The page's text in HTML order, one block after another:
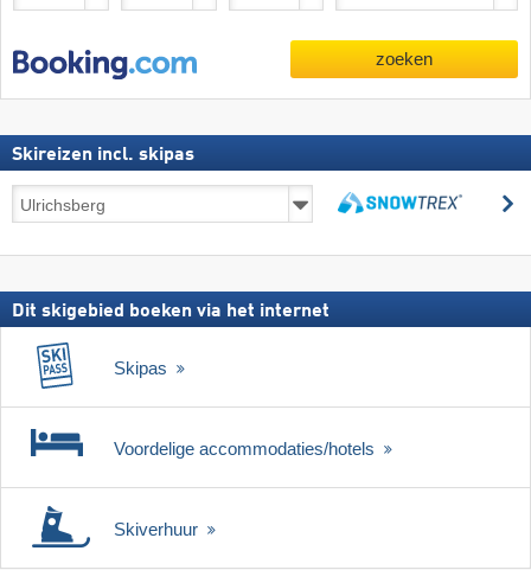
zoeken
Skireizen incl. skipas
Skireizen
incl.
Dit skigebied boeken via het internet
Skipas
Voordelige accommodaties/hotels
Skiverhuur